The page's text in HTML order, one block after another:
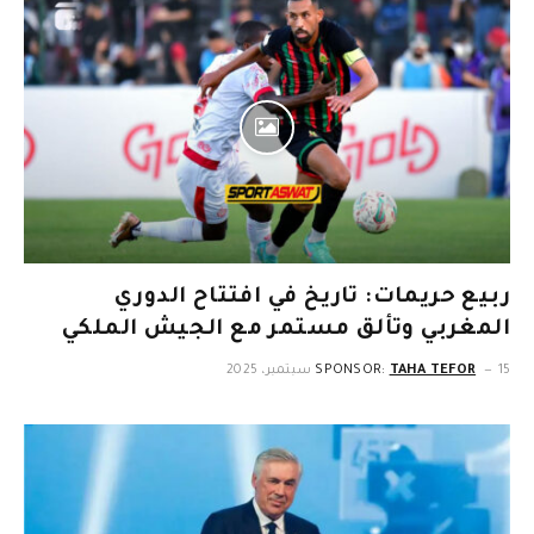
ربيع حريمات: تاريخ في افتتاح الدوري
المغربي وتألق مستمر مع الجيش الملكي
SPONSOR:TAHA TEFOR 15 سبتمبر، 2025